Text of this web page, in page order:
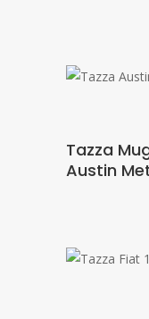
Tazza
Austin